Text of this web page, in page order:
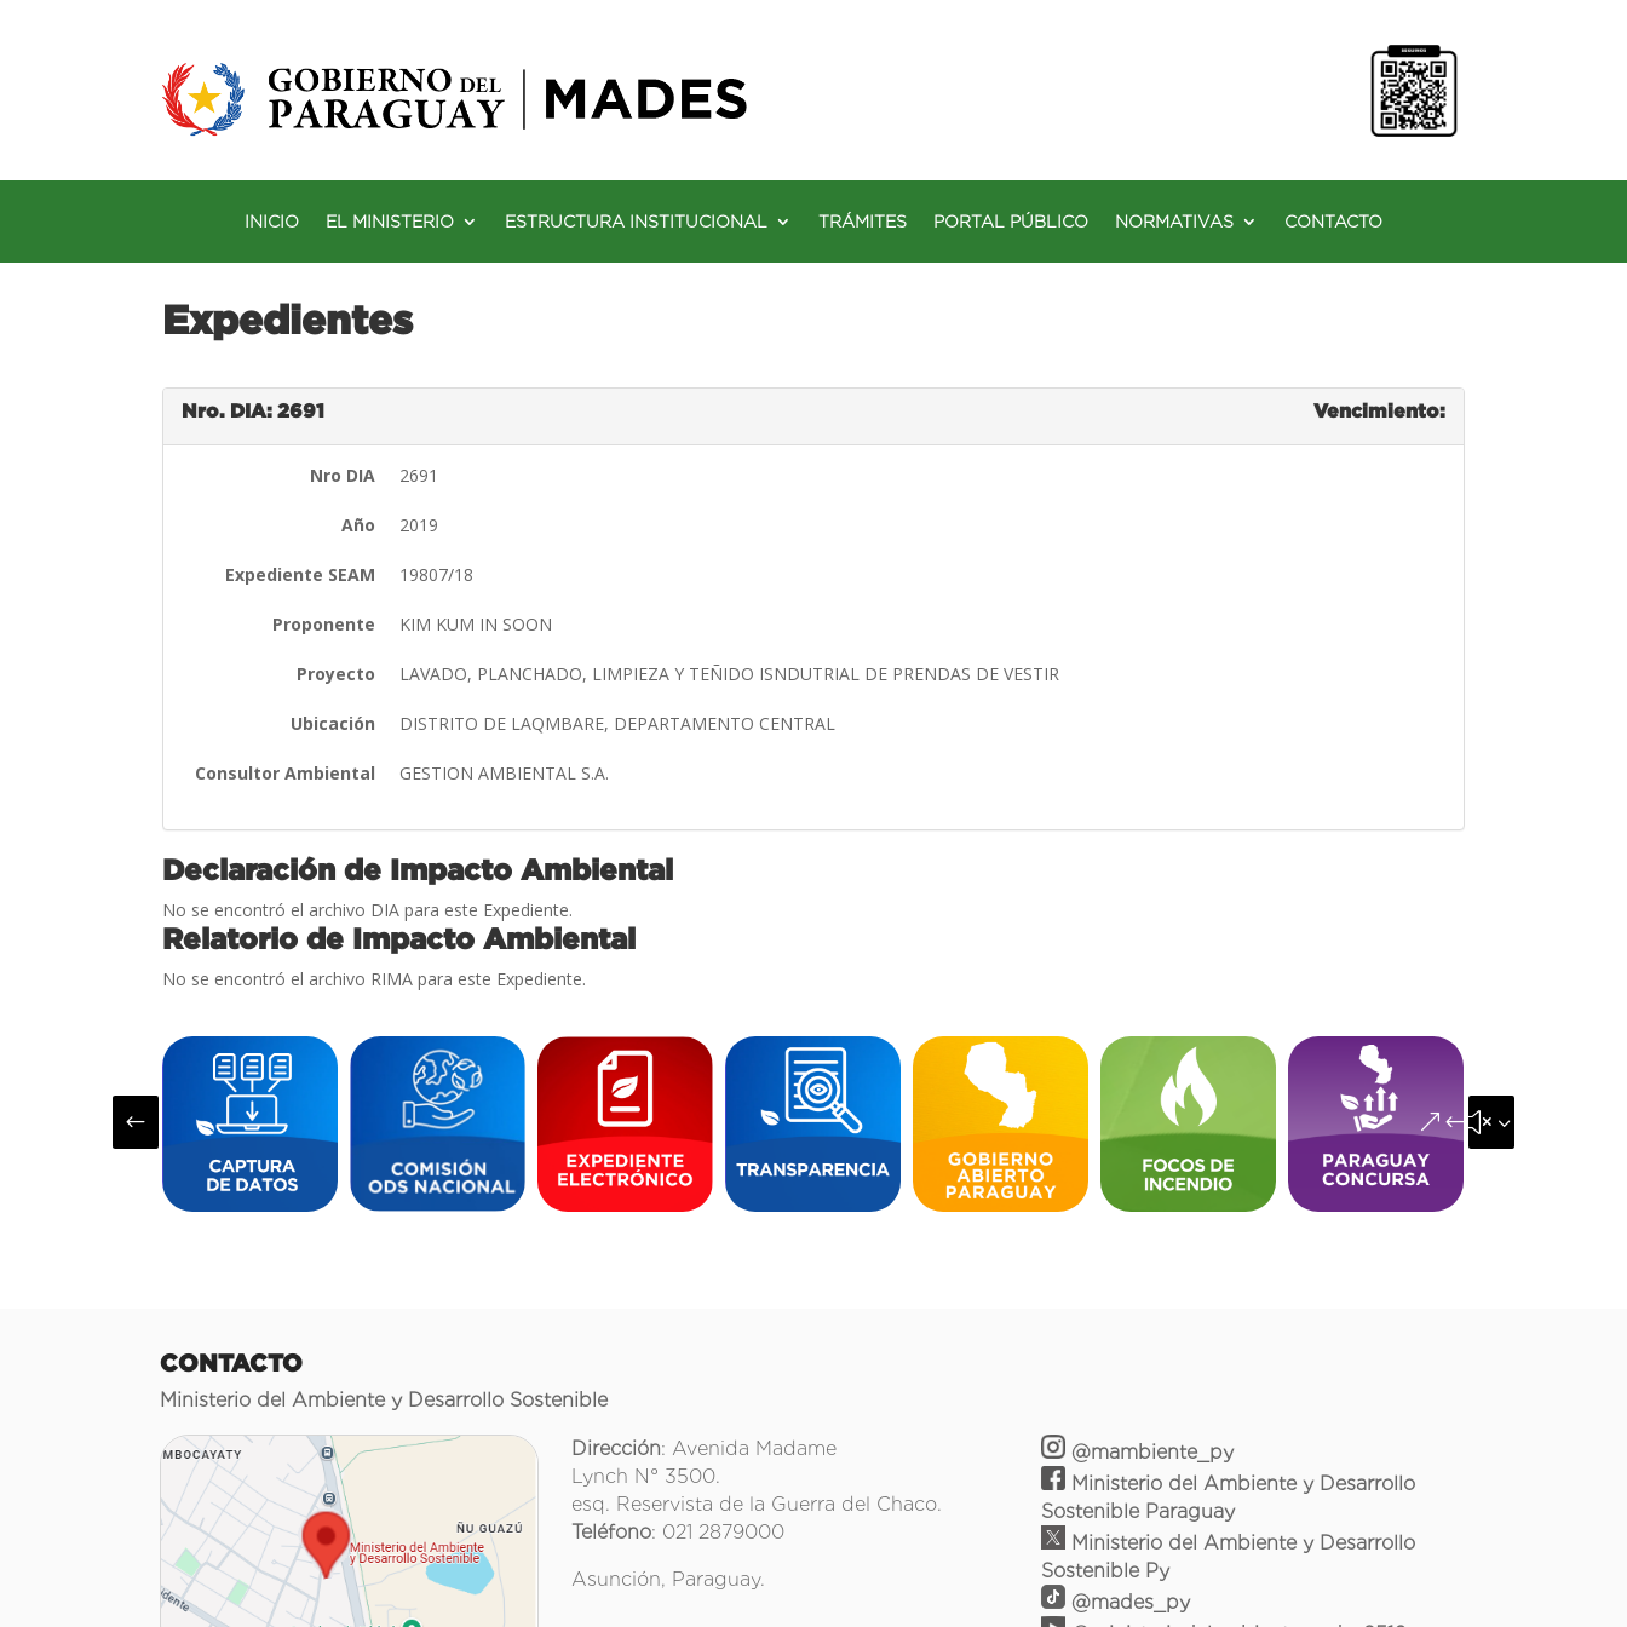
INICIO EL MINISTERIO ESTRUCTURA INSTITUCIONAL TRÁMITES PORTAL PÚBLICO NORMATIVAS CONTACTO
Expedientes
Nro. DIA: 2691 Vencimiento:
Nro DIA 2691
Año 2019
Expediente SEAM 19807/18
Proponente KIM KUM IN SOON
Proyecto LAVADO, PLANCHADO, LIMPIEZA Y TEÑIDO ISNDUTRIAL DE PRENDAS DE VESTIR
Ubicación DISTRITO DE LAQMBARE, DEPARTAMENTO CENTRAL
Consultor Ambiental GESTION AMBIENTAL S.A.
Declaración de Impacto Ambiental
No se encontró el archivo DIA para este Expediente.
Relatorio de Impacto Ambiental
No se encontró el archivo RIMA para este Expediente.
# &#x35;
CONTACTO
Ministerio del Ambiente y Desarrollo Sostenible
Dirección: Avenida Madame
Lynch N° 3500.
esq. Reservista de la Guerra del Chaco.
Teléfono: 021 2879000
Asunción, Paraguay.
@mambiente_py
Ministerio del Ambiente y Desarrollo
Sostenible Paraguay
Ministerio del Ambiente y Desarrollo
Sostenible Py
@mades_py